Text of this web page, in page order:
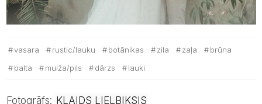
vasara rustic/lauku botānikas zila zaļa
brūna
balta
muiža/pils dārzs lauki
Fotogrāfs: KLAIDS LIELBIKSIS